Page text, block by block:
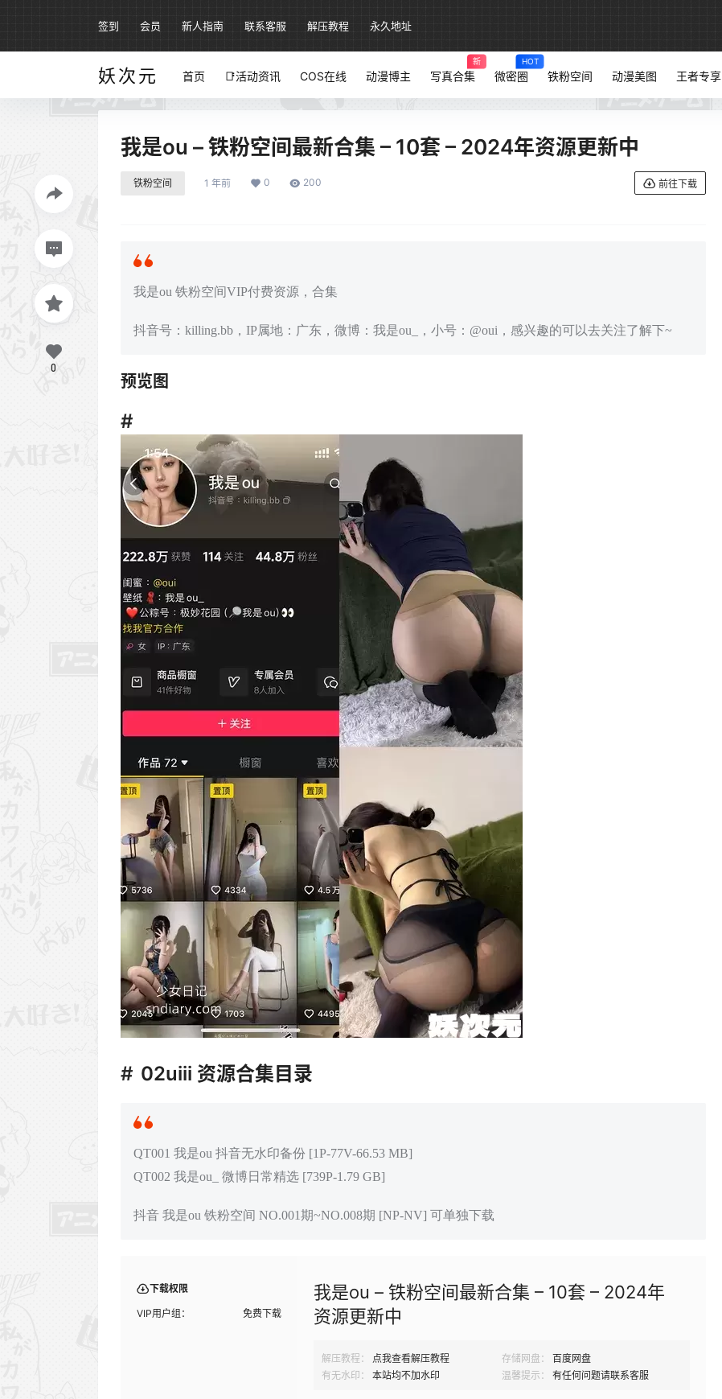
签到 会员 新人指南 联系客服 解压教程 永久地址
妖次元 首页 📑活动资讯 COS在线 动漫博主 写真合集
新
微密圈
HOT
铁粉空间 动漫美图 王者专享
我是ou – 铁粉空间最新合集 – 10套 – 2024年资源更新中
铁粉空间 1 年前 0 200 前往下载
我是ou 铁粉空间VIP付费资源，合集
抖音号：killing.bb，IP属地：广东，微博：我是ou_，小号：@oui，感兴趣的可以去关注了解下~
预览图
02uiii 资源合集目录
QT001 我是ou 抖音无水印备份 [1P-77V-66.53 MB]
QT002 我是ou_ 微博日常精选 [739P-1.79 GB]
抖音 我是ou 铁粉空间 NO.001期~NO.008期 [NP-NV] 可单独下载
下载权限
VIP用户组： 免费下载
我是ou – 铁粉空间最新合集 – 10套 – 2024年
资源更新中
解压教程： 点我查看解压教程 存储网盘：
百度网盘
有无水印：
本站均不加水印 温馨提示： 有任何问题请联系客服
0